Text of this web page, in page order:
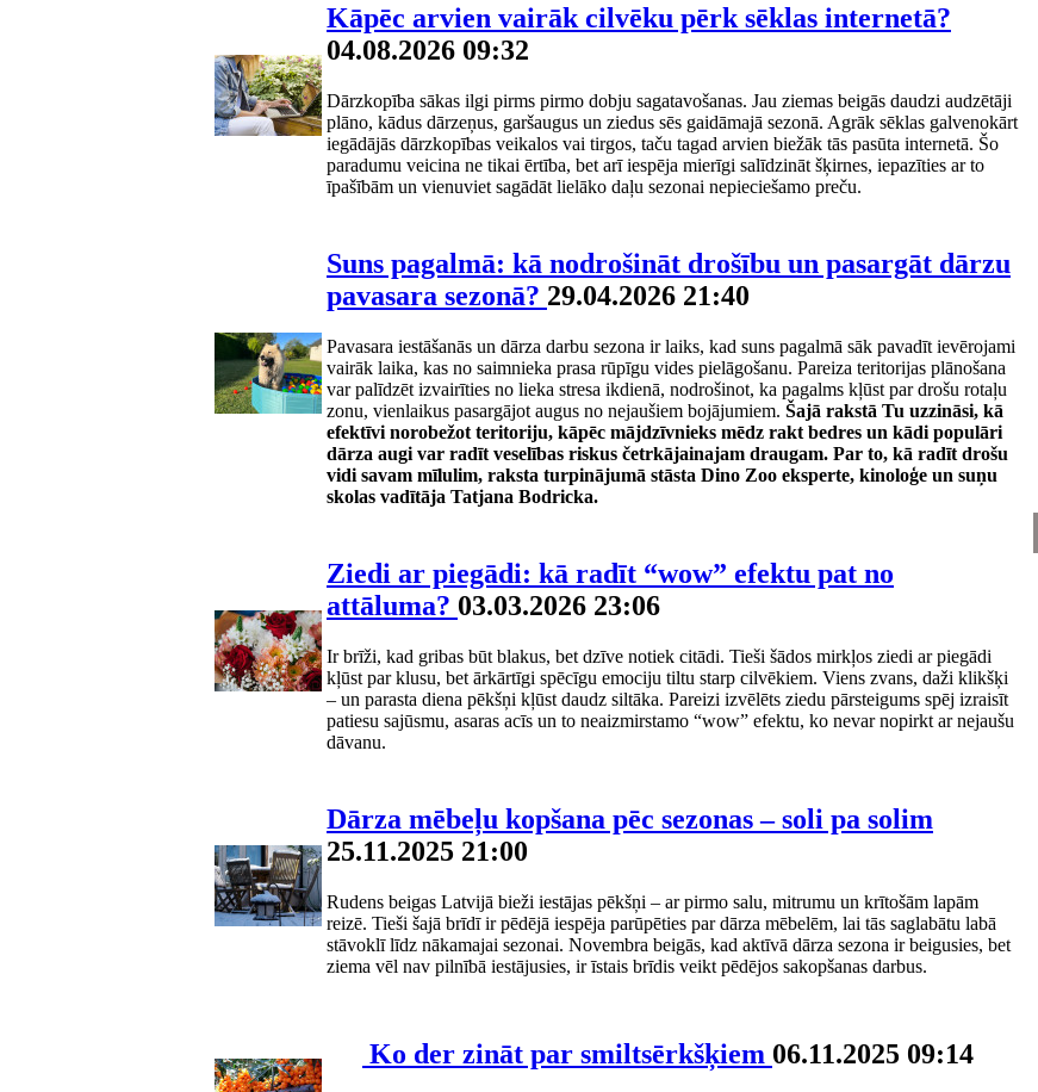
Kāpēc arvien vairāk cilvēku pērk sēklas internetā?
04.08.2026 09:32
Dārzkopība sākas ilgi pirms pirmo dobju sagatavošanas. Jau ziemas beigās daudzi audzētāji
plāno, kādus dārzeņus, garšaugus un ziedus sēs gaidāmajā sezonā. Agrāk sēklas galvenokārt
iegādājās dārzkopības veikalos vai tirgos, taču tagad arvien biežāk tās pasūta internetā. Šo
paradumu veicina ne tikai ērtība, bet arī iespēja mierīgi salīdzināt šķirnes, iepazīties ar to
īpašībām un vienuviet sagādāt lielāko daļu sezonai nepieciešamo preču.
Suns pagalmā: kā nodrošināt drošību un pasargāt dārzu
pavasara sezonā? 29.04.2026 21:40
Pavasara iestāšanās un dārza darbu sezona ir laiks, kad suns pagalmā sāk pavadīt ievērojami
vairāk laika, kas no saimnieka prasa rūpīgu vides pielāgošanu. Pareiza teritorijas plānošana
var palīdzēt izvairīties no lieka stresa ikdienā, nodrošinot, ka pagalms kļūst par drošu rotaļu
zonu, vienlaikus pasargājot augus no nejaušiem bojājumiem. Šajā rakstā Tu uzzināsi, kā
efektīvi norobežot teritoriju, kāpēc mājdzīvnieks mēdz rakt bedres un kādi populāri
dārza augi var radīt veselības riskus četrkājainajam draugam. Par to, kā radīt drošu
vidi savam mīlulim, raksta turpinājumā stāsta Dino Zoo eksperte, kinoloģe un suņu
skolas vadītāja Tatjana Bodricka.
Ziedi ar piegādi: kā radīt “wow” efektu pat no
attāluma? 03.03.2026 23:06
Ir brīži, kad gribas būt blakus, bet dzīve notiek citādi. Tieši šādos mirkļos ziedi ar piegādi
kļūst par klusu, bet ārkārtīgi spēcīgu emociju tiltu starp cilvēkiem. Viens zvans, daži klikšķi
– un parasta diena pēkšņi kļūst daudz siltāka. Pareizi izvēlēts ziedu pārsteigums spēj izraisīt
patiesu sajūsmu, asaras acīs un to neaizmirstamo “wow” efektu, ko nevar nopirkt ar nejaušu
dāvanu.
Dārza mēbeļu kopšana pēc sezonas – soli pa solim
25.11.2025 21:00
Rudens beigas Latvijā bieži iestājas pēkšņi – ar pirmo salu, mitrumu un krītošām lapām
reizē. Tieši šajā brīdī ir pēdējā iespēja parūpēties par dārza mēbelēm, lai tās saglabātu labā
stāvoklī līdz nākamajai sezonai. Novembra beigās, kad aktīvā dārza sezona ir beigusies, bet
ziema vēl nav pilnībā iestājusies, ir īstais brīdis veikt pēdējos sakopšanas darbus.
Ko der zināt par smiltsērkšķiem 06.11.2025 09:14